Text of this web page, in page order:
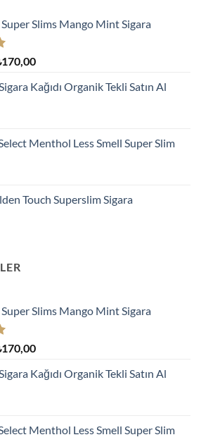
Slims Mango Mint Sigara
170,00Şu
fiyat:
Kağıdı Organik Tekli Satın Al
Menthol Less Smell Super Slim
Touch Superslim Sigara
Slims Mango Mint Sigara
170,00Şu
fiyat:
Kağıdı Organik Tekli Satın Al
Menthol Less Smell Super Slim